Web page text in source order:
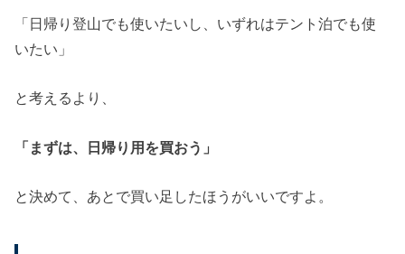
「日帰り登山でも使いたいし、いずれはテント泊でも使
いたい」
と考えるより、
「まずは、日帰り用を買おう」
と決めて、あとで買い足したほうがいいですよ。